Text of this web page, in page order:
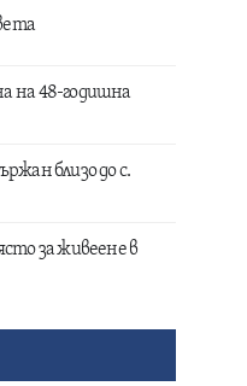
на 48-годишна
близо до с.
за живеене в